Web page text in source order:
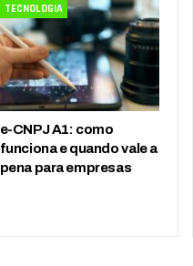
TECNOLOGIA
e-CNPJ A1: como
funciona e quando vale a
pena para empresas